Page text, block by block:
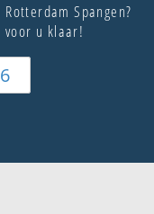
Spangen?
voor u klaar!